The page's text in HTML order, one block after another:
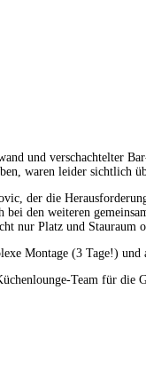
und verschachtelter
waren leider sichtlich
der die
bei den weiteren
nur Platz und Stauraum
Montage (3 Tage!)
Team für die